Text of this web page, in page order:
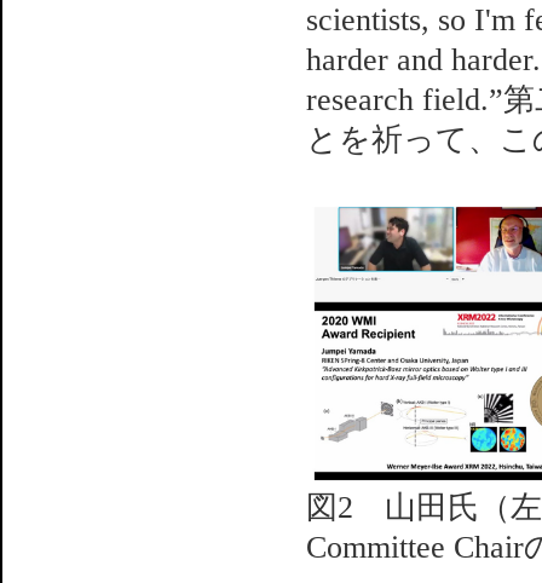
scientists, so I'm
harder and
research field.”
とを祈って、
図2 山田氏（
Committee Chair